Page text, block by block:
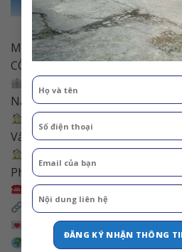
MỌI THÔNG TIN CHI TIẾT XIN
CÔNG TY CHÚNG TÔI:
Công Ty Ô Tô Phú Mẫn –
Nam
Trụ sở: 34D Phạm Văn
Vấp, Tp. Hồ Chí Minh
Địa chỉ showroom:10/9
Phú, Tp. Thuận An, Bình Dương
Điện thoại: 0896.619.768 &
Website: fawvietnam.com
Email:
Rất hân hạnh được đón tiếp